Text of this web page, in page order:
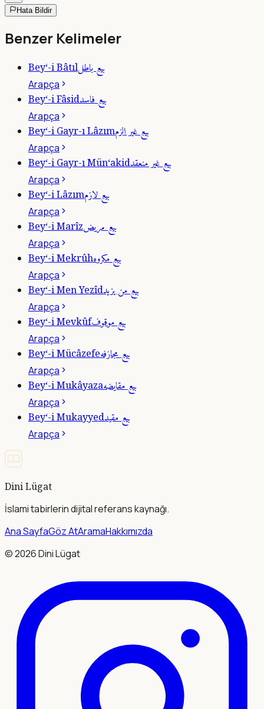
Hata Bildir
Benzer Kelimeler
Bey‘-i Bâtılبيع باطل
Arapça
Bey‘-i Fâsidبيع فاسد
Arapça
Bey‘-i Gayr-ı Lâzımبيع غير الزم
Arapça
Bey‘-i Gayr-ı Mün‘akidبيع غير منعقد
Arapça
Bey‘-i Lâzımبيع لازم
Arapça
Bey‘-i Marîzبيع مريض
Arapça
Bey‘-i Mekrûhبيع مكروه
Arapça
Bey‘-i Men Yezîdبيع من يزيد
Arapça
Bey‘-i Mevkûfبيع موقوف
Arapça
Bey‘-i Mücâzefeبيع مجازفه
Arapça
Bey‘-i Mukâyazaبيع مقايضه
Arapça
Bey‘-i Mukayyedبيع مقيد
Arapça
Dini Lügat
İslami tabirlerin dijital referans kaynağı.
Ana SayfaGöz AtAramaHakkımızda
©2026Dini Lügat